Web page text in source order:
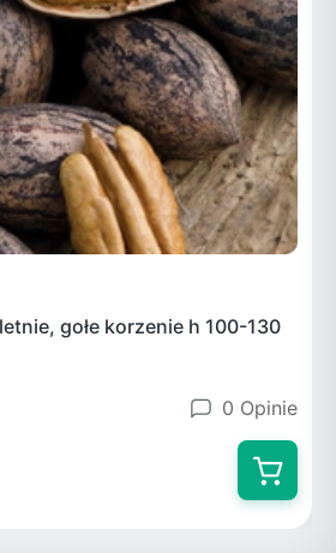
gołe korzenie h 100-130
0 Opinie